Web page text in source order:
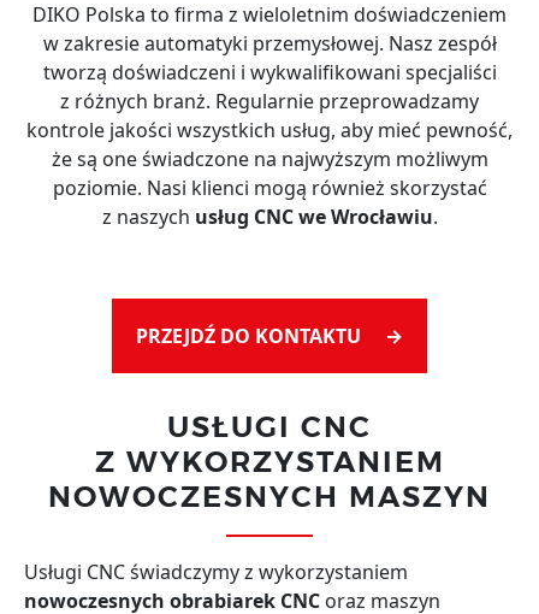
DIKO Polska to firma z wieloletnim doświadczeniem
w zakresie automatyki przemysłowej. Nasz zespół
tworzą doświadczeni i wykwalifikowani specjaliści
z różnych branż. Regularnie przeprowadzamy
kontrole jakości wszystkich usług, aby mieć pewność,
że są one świadczone na najwyższym możliwym
poziomie. Nasi klienci mogą również skorzystać
z naszych usług CNC we Wrocławiu.
PRZEJDŹ DO KONTAKTU →
USŁUGI CNC
Z WYKORZYSTANIEM
NOWOCZESNYCH MASZYN
Usługi CNC świadczymy z wykorzystaniem
nowoczesnych obrabiarek CNC oraz maszyn